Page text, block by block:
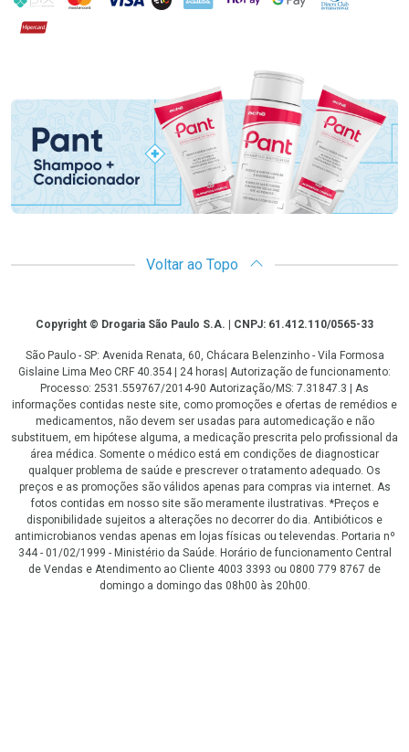
Hipercard
Promoção em Destaque
Voltar ao Topo
CopyrightCopyright © Drogaria São Paulo S.A. | CNPJ: 61.412.110/0565-33
São Paulo - SP: Avenida Renata, 60, Chácara Belenzinho - Vila Formosa
Gislaine Lima Meo CRF 40.354 | 24 horas| Autorização de funcionamento:
Processo: 2531.559767/2014-90 Autorização/MS: 7.31847.3 | As
informações contidas neste site, como promoções e ofertas de remédios e
medicamentos, não devem ser usadas para automedicação e não
substituem, em hipótese alguma, a medicação prescrita pelo profissional da
área médica. Somente o médico está em condições de diagnosticar
qualquer problema de saúde e prescrever o tratamento adequado. Os
preços e as promoções são válidos apenas para compras via internet. As
fotos contidas em nosso site são meramente ilustrativas. *Preços e
disponibilidade sujeitos a alterações no decorrer do dia. Antibióticos e
antimicrobianos vendas apenas em lojas físicas ou televendas. Portaria nº
344 - 01/02/1999 - Ministério da Saúde. Horário de funcionamento Central
de Vendas e Atendimento ao Cliente 4003 3393 ou 0800 779 8767 de
domingo a domingo das 08h00 às 20h00.